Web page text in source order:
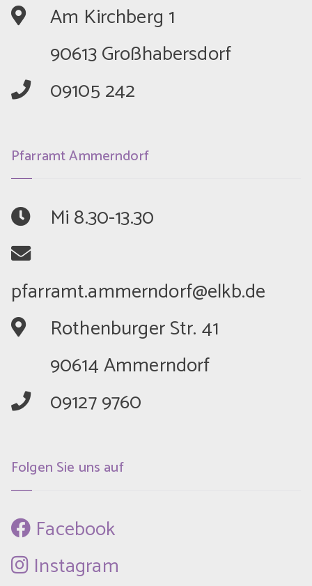
	Am Kirchberg 1
	90613 Großhabersdorf
	09105 242
Pfarramt Ammerndorf
	Mi 8.30-13.30
	Rothenburger Str. 41
	90614 Ammerndorf
	09127 9760
Folgen Sie uns auf
Facebook
Instagram